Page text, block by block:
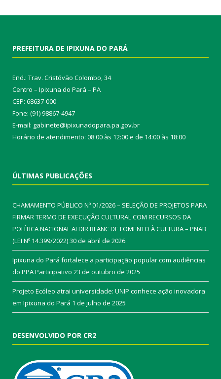
PREFEITURA DE IPIXUNA DO PARÁ
End.: Trav. Cristóvão Colombo, 34
Centro – Ipixuna do Pará – PA
CEP: 68637-000
Fone: (91) 98867-4947
E-mail: gabinete@ipixunadopara.pa.gov.br
Horário de atendimento: 08:00 às 12:00 e de 14:00 às 18:00
ÚLTIMAS PUBLICAÇÕES
CHAMAMENTO PÚBLICO Nº 01/2026 – SELEÇÃO DE PROJETOS PARA
FIRMAR TERMO DE EXECUÇÃO CULTURAL COM RECURSOS DA
POLÍTICA NACIONAL ALDIR BLANC DE FOMENTO À CULTURA – PNAB
(LEI Nº 14.399/2022)30 de abril de 2026
Ipixuna do Pará fortalece a participação popular com audiências
do PPA Participativo 23 de outubro de 2025
Projeto Ecóleo atrai universidade: UNIP conhece ação inovadora
em Ipixuna do Pará 1 de julho de 2025
DESENVOLVIDO POR CR2